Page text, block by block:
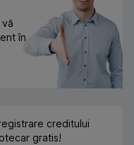
în
creditului
gratis!